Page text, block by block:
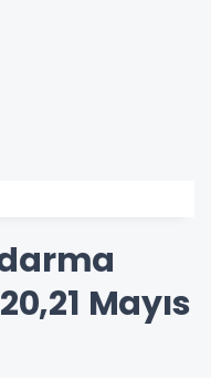
Mayıs